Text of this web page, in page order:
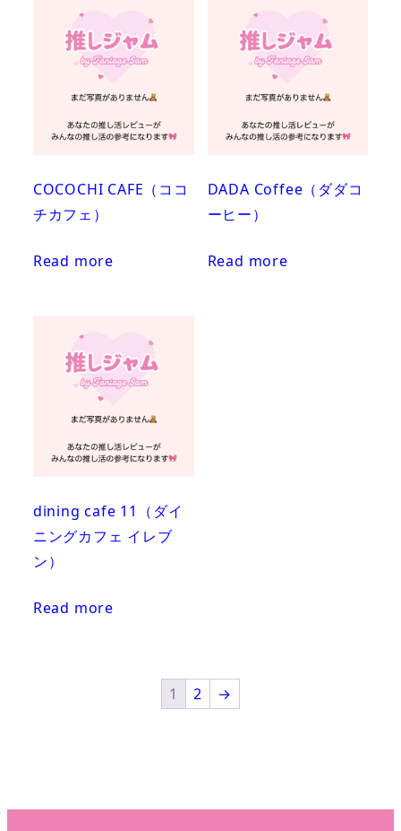
COCOCHI CAFE（ココ
チカフェ）
Read more
DADA Coffee（ダダコ
ーヒー）
Read more
dining cafe 11（ダイ
ニングカフェ イレブ
ン）
Read more
1 2 →